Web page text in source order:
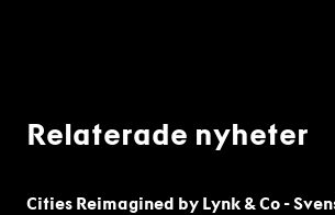
Relaterade nyheter
Cities Reimagined by Lynk & Co -